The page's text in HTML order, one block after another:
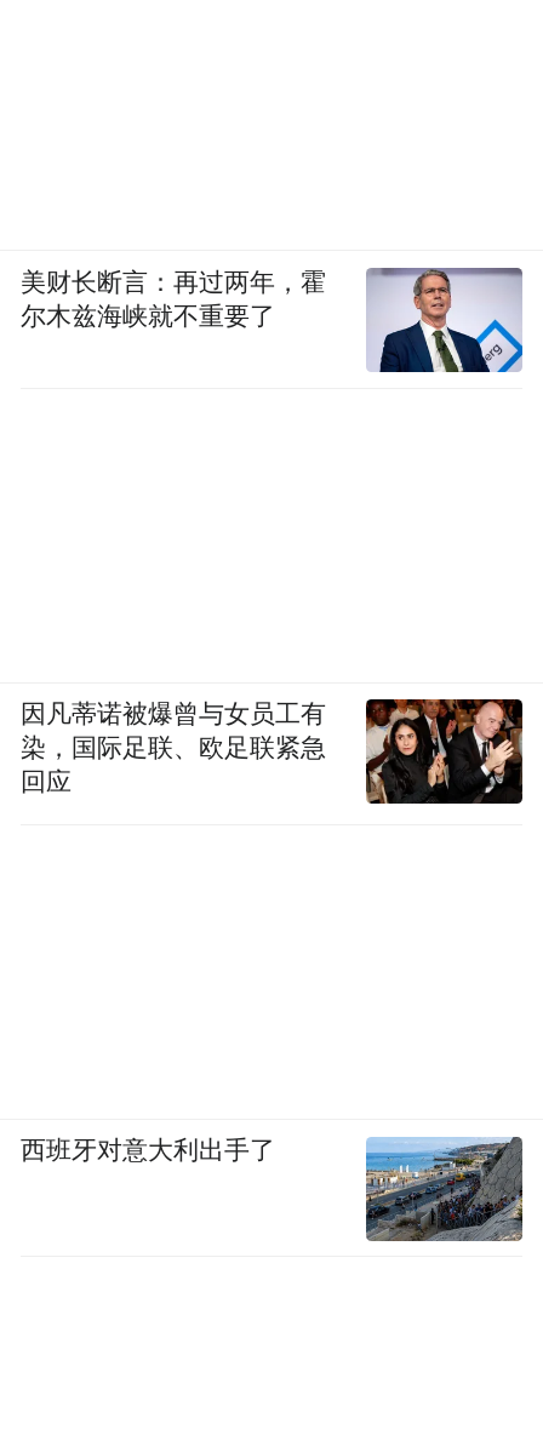
美财长断言：再过两年，霍
尔木兹海峡就不重要了
因凡蒂诺被爆曾与女员工有
染，国际足联、欧足联紧急
回应
西班牙对意大利出手了